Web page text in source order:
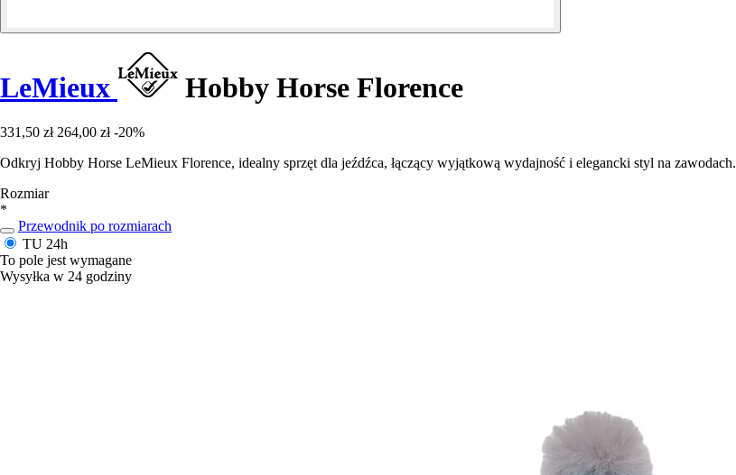
LeMieux Hobby Horse Florence
331,50 zł 264,00 zł -20%
Odkryj Hobby Horse LeMieux Florence, idealny sprzęt dla jeźdźca, łączący wyjątkową wydajność i elegancki styl na zawodach.
Rozmiar
*
Przewodnik po rozmiarach
TU 24h
To pole jest wymagane
Wysyłka w 24 godziny